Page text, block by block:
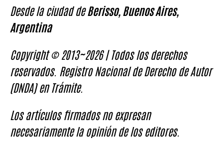
Desde la ciudad deBerisso, Buenos Aires,
Argentina
Copyright © 2013~2026 | Todos los derechos
reservados. Registro Nacional de Derecho de Autor
(DNDA) en Trámite.
Los artículos firmados no expresan
necesariamente la opinión de los editores.